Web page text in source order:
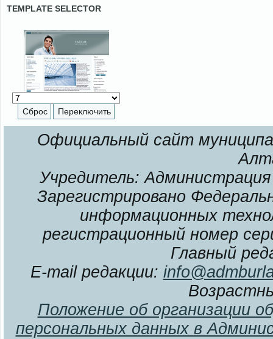
TEMPLATE SELECTOR
Официальный сайт
Учредитель: Администрация
Зарегистрировано
информационных
регистрационный номер
Главный
E-mail редакции:
Положение об организации
персональных данных в